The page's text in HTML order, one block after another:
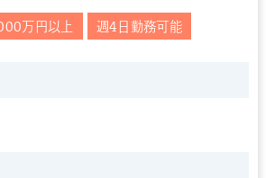
万円以上 週4日勤務可能